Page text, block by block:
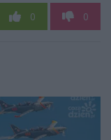
0 0